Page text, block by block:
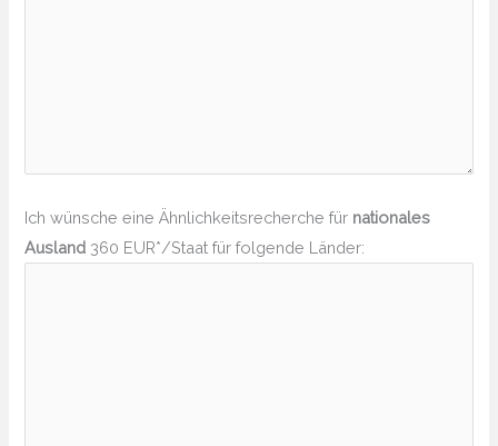
Ich wünsche eine Ähnlichkeitsrecherche für nationales
Ausland 360 EUR*/Staat für folgende Länder: